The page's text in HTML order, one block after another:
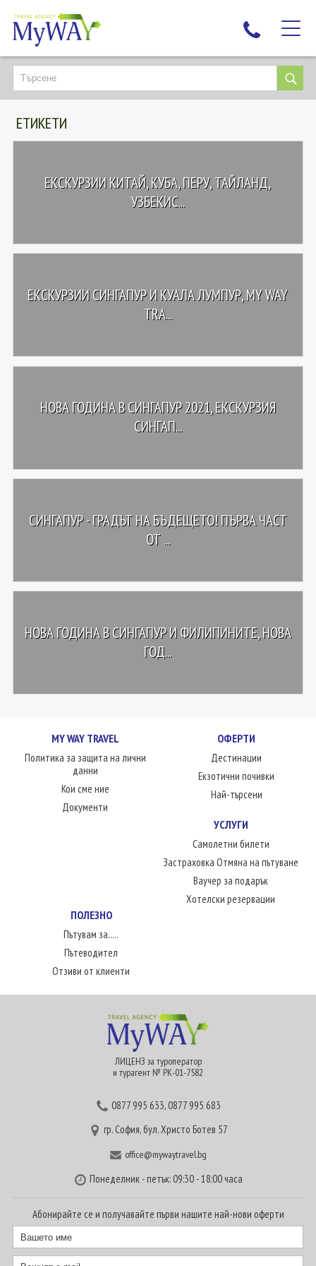
НАЙ-ТЪРСЕНИ
ДЕСТИНАЦИИ
ЕКЗОТИЧНИ ПОЧИВКИ
ЛЮБОПИТНО
КОНТАКТИ
ЕТИКЕТИ
ЕКСКУРЗИИ КИТАЙ, КУБА, ПЕРУ, ТАЙЛАНД,
УЗБЕКИС...
ЕКСКУРЗИИ СИНГАПУР И КУАЛА ЛУМПУР, MY WAY
TRA...
НОВА ГОДИНА В СИНГАПУР 2021, ЕКСКУРЗИЯ
СИНГАП...
СИНГАПУР - ГРАДЪТ НА БЪДЕЩЕТО! ПЪРВА ЧАСТ
ОТ ...
НОВА ГОДИНА В СИНГАПУР И ФИЛИПИНИТЕ, НОВА
ГОД...
MY WAY TRAVEL
Политика за защита на лични
данни
Кои сме ние
Документи
ОФЕРТИ
Дестинации
Екзотични почивки
Най-търсени
УСЛУГИ
Самолетни билети
Застраховка Отмяна на пътуване
Ваучер за подарък
Хотелски резервации
ПОЛЕЗНО
Пътувам за.....
Пътеводител
Отзиви от клиенти
ЛИЦЕНЗ за туроператор
и турагент № РК-01-7582
0877 995 633,0877 995 683
гр. София, бул. Христо Ботев 57
office@mywaytravel.bg
Понеделник - петък: 09:30 - 18:00 часа
Абонирайте се и получавайте първи нашите най-нови оферти